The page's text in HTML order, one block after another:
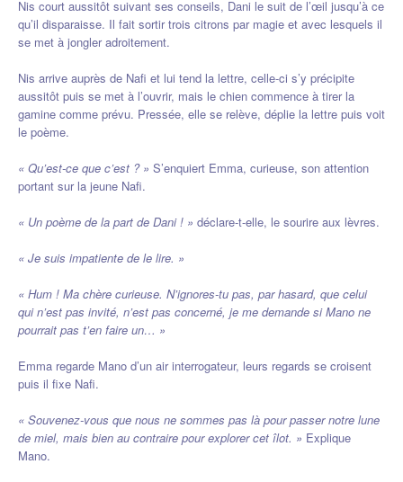
Nis court aussitôt suivant ses conseils, Dani le suit de l’œil jusqu’à ce
qu’il disparaisse. Il fait sortir trois citrons par magie et avec lesquels il
se met à jongler adroitement.
Nis arrive auprès de Nafi et lui tend la lettre, celle-ci s’y précipite
aussitôt puis se met à l’ouvrir, mais le chien commence à tirer la
gamine comme prévu. Pressée, elle se relève, déplie la lettre puis voit
le poème.
« Qu’est-ce que c’est ? » S’enquiert Emma, curieuse, son attention
portant sur la jeune Nafi.
« Un poème de la part de Dani ! » déclare-t-elle, le sourire aux lèvres.
« Je suis impatiente de le lire. »
« Hum ! Ma chère curieuse. N’ignores-tu pas, par hasard, que celui
qui n’est pas invité, n’est pas concerné, je me demande si Mano ne
pourrait pas t’en faire un… »
Emma regarde Mano d’un air interrogateur, leurs regards se croisent
puis il fixe Nafi.
« Souvenez-vous que nous ne sommes pas là pour passer notre lune
de miel, mais bien au contraire pour explorer cet îlot. » Explique
Mano.